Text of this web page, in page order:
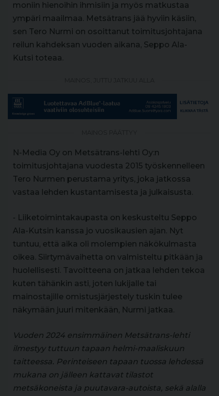
moniin hienoihin ihmisiin ja myös matkustaa
ympäri maailmaa. Metsätrans jää hyviin käsiin,
sen Tero Nurmi on osoittanut toimitusjohtajana
reilun kahdeksan vuoden aikana, Seppo Ala-
Kutsi toteaa.
N-Media Oy on Metsätrans-lehti Oy:n
toimitusjohtajana vuodesta 2015 työskennelleen
Tero Nurmen perustama yritys, joka jatkossa
vastaa lehden kustantamisesta ja julkaisusta.
- Liiketoimintakaupasta on keskusteltu Seppo
Ala-Kutsin kanssa jo vuosikausien ajan. Nyt
tuntuu, että aika oli molempien näkökulmasta
oikea. Siirtymävaihetta on valmisteltu pitkään ja
huolellisesti. Tavoitteena on jatkaa lehden tekoa
kuten tähänkin asti, joten lukijalle tai
mainostajille omistusjärjestely tuskin tulee
näkymään juuri mitenkään, Nurmi jatkaa.
Vuoden 2024 ensimmäinen Metsätrans-lehti
ilmestyy tuttuun tapaan helmi-maaliskuun
taitteessa. Perinteiseen tapaan tuossa lehdessä
mukana on jälleen kattavat tilastot
metsäkoneista ja puutavara-autoista, sekä alalla